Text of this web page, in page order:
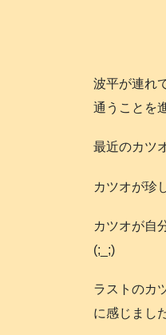
波平が連れ
通うことを
最近のカツ
カツオが珍
カツオが自
(;_;)
ラストのカ
に感じまし